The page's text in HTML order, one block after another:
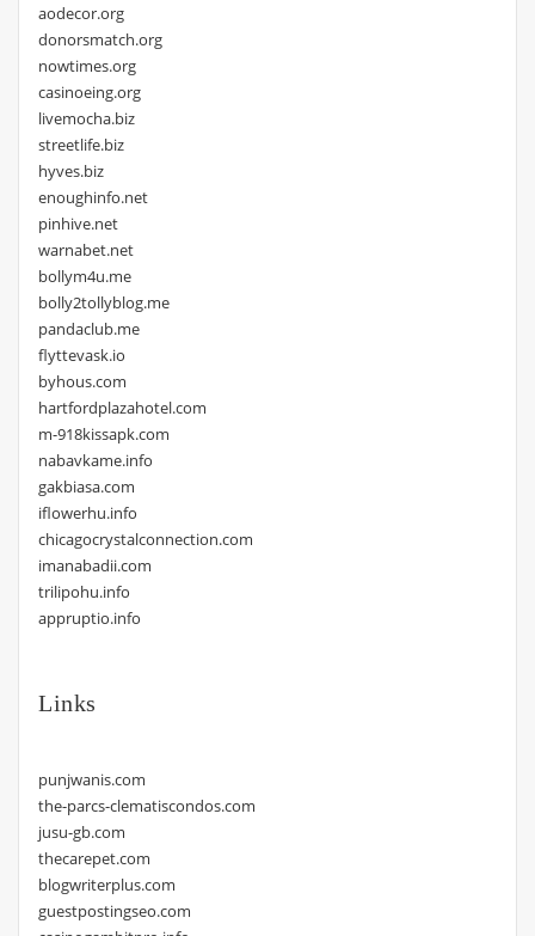
aodecor.org
donorsmatch.org
nowtimes.org
casinoeing.org
livemocha.biz
streetlife.biz
hyves.biz
enoughinfo.net
pinhive.net
warnabet.net
bollym4u.me
bolly2tollyblog.me
pandaclub.me
flyttevask.io
byhous.com
hartfordplazahotel.com
m-918kissapk.com
nabavkame.info
gakbiasa.com
iflowerhu.info
chicagocrystalconnection.com
imanabadii.com
trilipohu.info
appruptio.info
Links
punjwanis.com
the-parcs-clematiscondos.com
jusu-gb.com
thecarepet.com
blogwriterplus.com
guestpostingseo.com